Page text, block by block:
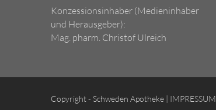
Konzessionsinhaber (Medieninhaber
und Herausgeber):
Mag. pharm. Christof Ulreich
Copyright - Schweden Apotheke | IMPRESSUM